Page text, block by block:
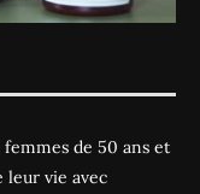
femmes de 50 ans et
leur vie avec